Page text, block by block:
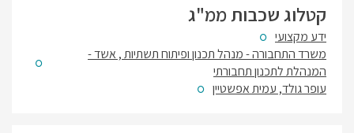
קטלוג שכבות ממ"ג
ידע מקצועי
משרד התחבורה - מנהל תכנון ופיתוח תשתיות , אשד -
המנהלת לתכנון תחבורתי
עופר גולד, עמית אפשטיין